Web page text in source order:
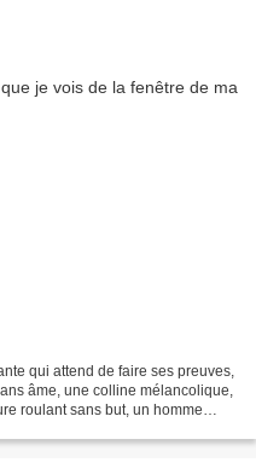
qui attend de faire ses preuves,
âme, une colline mélancolique,
roulant sans but, un homme